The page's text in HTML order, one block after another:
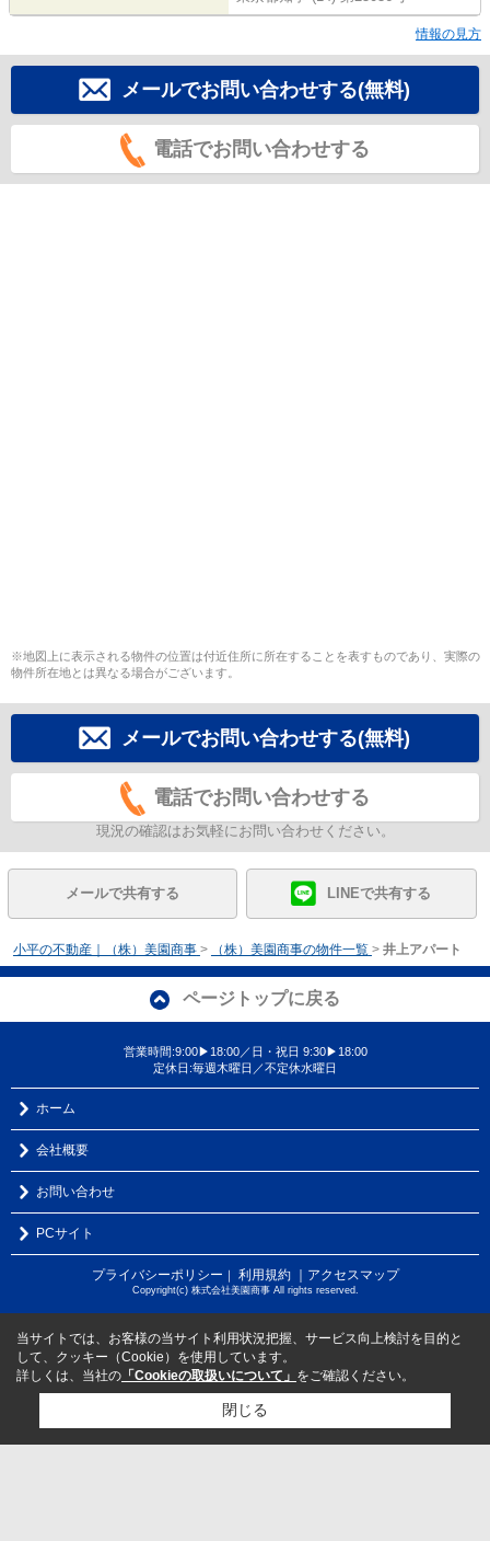
情報の見方
メールでお問い合わせする(無料)
電話でお問い合わせする
※地図上に表示される物件の位置は付近住所に所在することを表すものであり、実際の
物件所在地とは異なる場合がございます。
メールでお問い合わせする(無料)
電話でお問い合わせする
現況の確認はお気軽にお問い合わせください。
メールで共有する LINEで共有する
小平の不動産｜（株）美園商事 > （株）美園商事の物件一覧 > 井上アパート
ページトップに戻る
営業時間:9:00▶18:00／日・祝日 9:30▶18:00
定休日:毎週木曜日／不定休水曜日
ホーム
会社概要
お問い合わせ
PCサイト
プライバシーポリシー 利用規約 ｜アクセスマップ
Copyright(c) 株式会社美園商事 All rights reserved.
当サイトでは、お客様の当サイト利用状況把握、サービス向上検討を目的と
して、クッキー（Cookie）を使用しています。
詳しくは、当社の 「Cookieの取扱いについて」 をご確認ください。
閉じる